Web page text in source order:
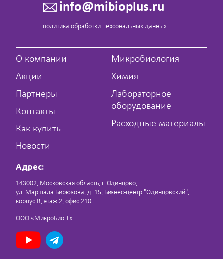
info@mibioplus.ru
политика обработки персональных данных
О компании
Акции
Партнеры
Контакты
Как купить
Новости
Микробиология
Химия
Лабораторное
оборудование
Расходные материалы
Адрес:
143002, Московская область, г. Одинцово,
ул. Маршала Бирюзова, д. 15, Бизнес-центр "Одинцовский",
корпус В, этаж 2, офис 210
ООО «МикроБио +»